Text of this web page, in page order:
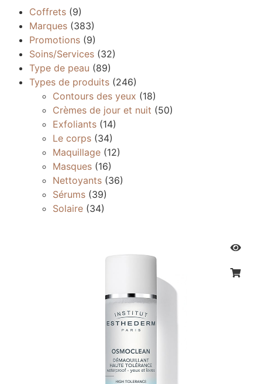
Coffrets (9)
Marques (383)
Promotions (9)
Soins/Services (32)
Type de peau (89)
Types de produits (246)
Contours des yeux (18)
Crèmes de jour et nuit (50)
Exfoliants (14)
Le corps (34)
Maquillage (12)
Masques (16)
Nettoyants (36)
Sérums (39)
Solaire (34)